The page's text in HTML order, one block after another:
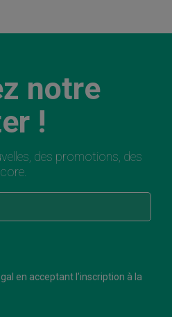
notre
!
des promotions, des
en acceptant l’inscription à la